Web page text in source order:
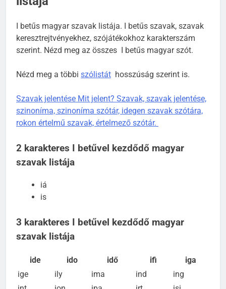
listája
I betűs magyar szavak listája. I betűs szavak, szavak
keresztrejtvényekhez, szójátékokhoz karakterszám
Szavak jelentése Mit jelent? Szavak, szavak jelentése,
szinoníma, szinoníma szótár, idegen szavak szótára,
2 karakteres I betűvel kezdődő magyar
iá
3 karakteres I betűvel kezdődő magyar
ige
ily ima ind
ing